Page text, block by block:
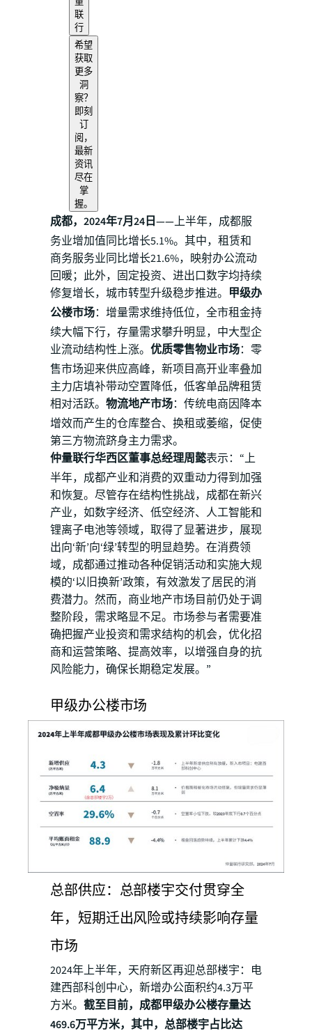
联
行
希望
获取
更多
洞
察？
即刻
订
阅，
最新
资讯
尽在
掌
握。
成都，2024年7月24日——上半年，成都服
务业增加值同比增长5.1%。其中，租赁和
商务服务业同比增长21.6%，映射办公流动
回暖；此外，固定投资、进出口数字均持续
修复增长，城市转型升级稳步推进。 甲级办
公楼市场：增量需求维持低位，全市租金持
续大幅下行，存量需求攀升明显，中大型企
业流动结构性上涨。 优质零售物业市场：零
售市场迎来供应高峰，新项目高开业率叠加
主力店填补带动空置降低，低客单品牌租赁
相对活跃。 物流地产市场：传统电商因降本
增效而产生的仓库整合、换租或萎缩，促使
第三方物流跻身主力需求。
仲量联行华西区董事总经理周懿表示：“上
半年，成都产业和消费的双重动力得到加强
和恢复。尽管存在结构性挑战，成都在新兴
产业，如数字经济、低空经济、人工智能和
锂离子电池等领域，取得了显著进步，展现
出向‘新’向‘绿’转型的明显趋势。在消费领
域，成都通过推动各种促销活动和实施大规
模的‘以旧换新’政策，有效激发了居民的消
费潜力。然而，商业地产市场目前仍处于调
整阶段，需求略显不足。市场参与者需要准
确把握产业投资和需求结构的机会，优化招
商和运营策略、提高效率，以增强自身的抗
风险能力，确保长期稳定发展。”
甲级办公楼市场
总部供应：总部楼宇交付贯穿全
年，短期迁出风险或持续影响存量
市场
2024年上半年，天府新区再迎总部楼宇：电
建西部科创中心，新增办公面积约4.3万平
方米。 截至目前，成都甲级办公楼存量达
469.6万平方米，其中，总部楼宇占比达